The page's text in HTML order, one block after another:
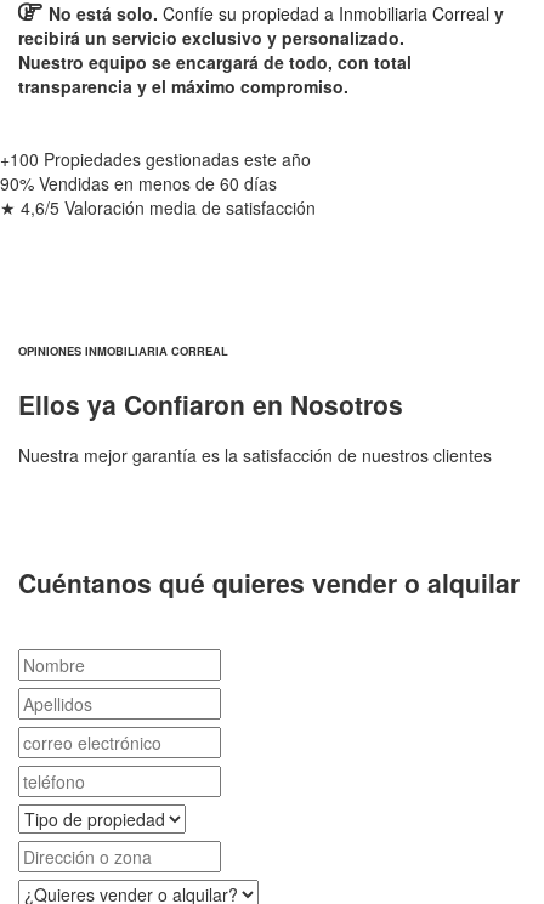
No está solo. Confíe su propiedad a Inmobiliaria Correal y
recibirá un servicio exclusivo y personalizado.
Nuestro equipo se encargará de todo, con total
transparencia y el máximo compromiso.
+100 Propiedades gestionadas este año
90% Vendidas en menos de 60 días
★ 4,6/5 Valoración media de satisfacción
OPINIONES INMOBILIARIA CORREAL
Ellos ya Confiaron en Nosotros
Nuestra mejor garantía es la satisfacción de nuestros clientes
Cuéntanos qué quieres vender o alquilar